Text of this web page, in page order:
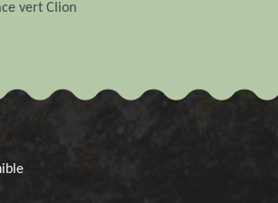
vert Clion